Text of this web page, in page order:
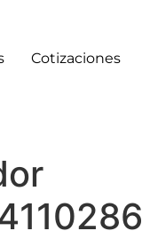
Cotizaciones